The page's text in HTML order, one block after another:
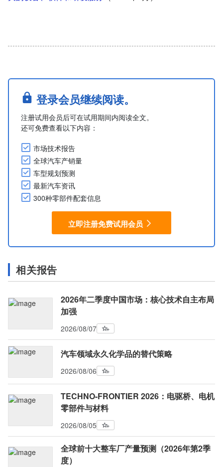
登录会员继续阅读。
注册试用会员后可在试用期间内阅读全文。
还可免费查看以下内容：
市场技术报告
全球汽车产销量
车型规划预测
最新汽车资讯
300种零部件配套信息
立即注册免费试用会员
相关报告
2026年二季度中国市场：核心技术自主布局
加强
2026/08/07
汽车领域永久化学品的替代策略
2026/08/06
TECHNO-FRONTIER 2026：电驱桥、电机
零部件与材料
2026/08/05
全球前十大整车厂产量预测（2026年第2季
度）